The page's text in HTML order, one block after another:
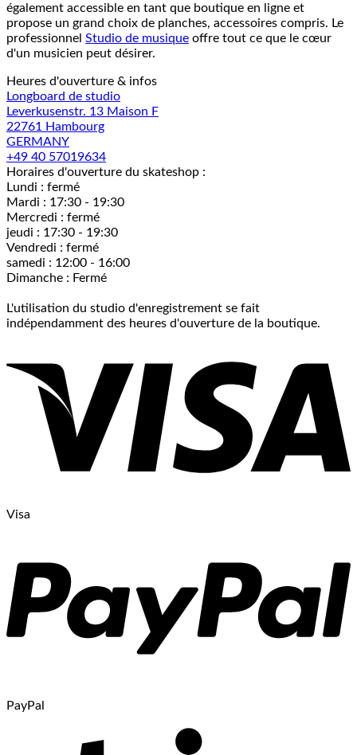
également accessible en tant que boutique en ligne et
propose un grand choix de planches, accessoires compris. Le
professionnel Studio de musique offre tout ce que le cœur
d'un musicien peut désirer.
Heures d'ouverture & infos
Longboard de studio
Leverkusenstr. 13 Maison F
22761 Hambourg
GERMANY
+49 40 57019634
Horaires d'ouverture du skateshop :
Lundi : fermé
Mardi : 17:30 - 19:30
Mercredi : fermé
jeudi : 17:30 - 19:30
Vendredi : fermé
samedi : 12:00 - 16:00
Dimanche : Fermé
L'utilisation du studio d'enregistrement se fait
indépendamment des heures d'ouverture de la boutique.
Visa
PayPal